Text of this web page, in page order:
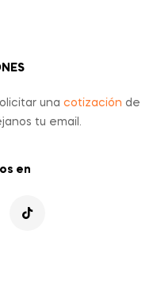
una cotización de
tu email.
en